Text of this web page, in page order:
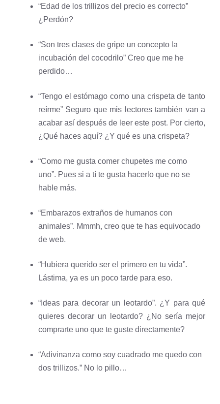
“Edad de los trillizos del precio es correcto”
¿Perdón?
“Son tres clases de gripe un concepto la
incubación del cocodrilo” Creo que me he
perdido…
“Tengo el estómago como una crispeta de tanto
reírme” Seguro que mis lectores también van a
acabar así después de leer este post. Por cierto,
¿Qué haces aquí? ¿Y qué es una crispeta?
“Como me gusta comer chupetes me como
uno”. Pues si a tí te gusta hacerlo que no se
hable más.
“Embarazos extraños de humanos con
animales”. Mmmh, creo que te has equivocado
de web.
“Hubiera querido ser el primero en tu vida”.
Lástima, ya es un poco tarde para eso.
“Ideas para decorar un leotardo”. ¿Y para qué
quieres decorar un leotardo? ¿No sería mejor
comprarte uno que te guste directamente?
“Adivinanza como soy cuadrado me quedo con
dos trillizos.” No lo pillo…